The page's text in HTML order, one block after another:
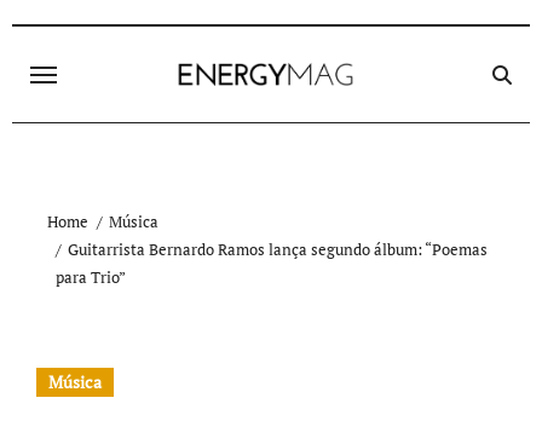
content
Home
Música
Guitarrista Bernardo Ramos lança segundo álbum: “Poemas
para Trio”
Música